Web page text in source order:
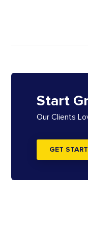
Start
Our Clients
GET